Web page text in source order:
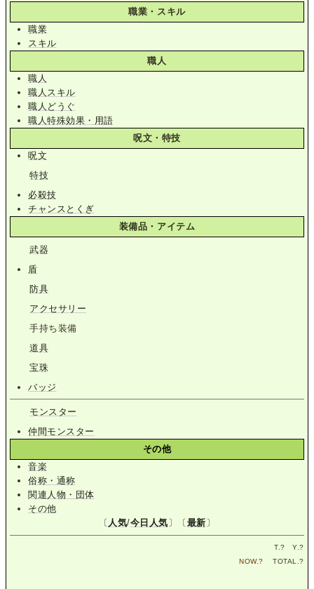
職業・スキル
職業
スキル
職人
職人
職人スキル
職人どうぐ
職人特殊効果・用語
呪文・特技
呪文
特技
必殺技
チャンスとくぎ
装備品・アイテム
武器
盾
防具
アクセサリー
手持ち装備
道具
宝珠
バッジ
モンスター
仲間モンスター
その他
音楽
俗称・通称
関連人物・団体
その他
〔 人気/今日人気 〕〔 最新 〕
T.? Y.?
NOW.? TOTAL.?